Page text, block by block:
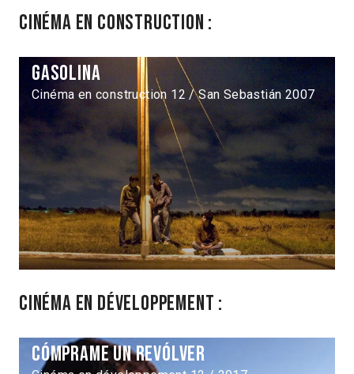
Cinéma en construction :
Gasolina
Cinéma en construction 12 / San Sebastián 2007
Cinéma en développement :
Cómprame un revólver